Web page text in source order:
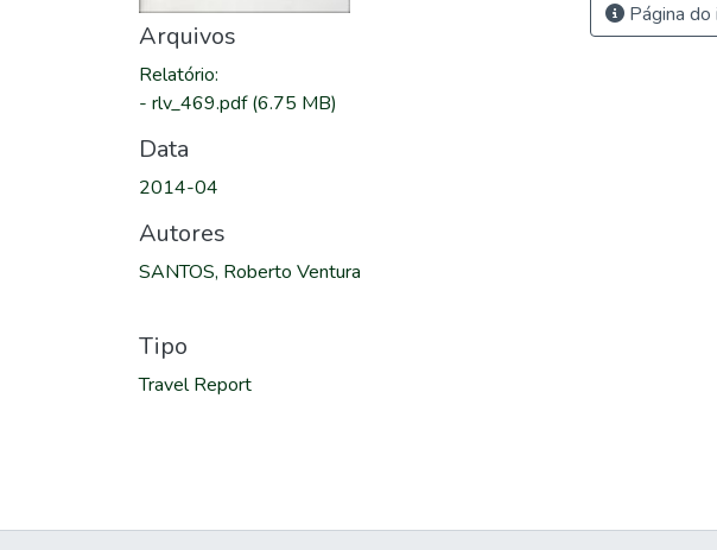
Arquivos
Relatório:
- rlv_469.pdf(6.75 MB)
Data
2014-04
Autores
SANTOS, Roberto Ventura
Tipo
Travel Report
Página